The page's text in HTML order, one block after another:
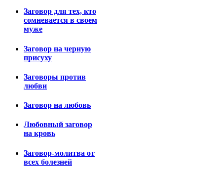
Заговор для тех, кто
сомневается в своем
муже
Заговор на черную
присуху
Заговоры против
любви
Заговор на любовь
Любовный заговор
на кровь
Заговор-молитва от
всех болезней